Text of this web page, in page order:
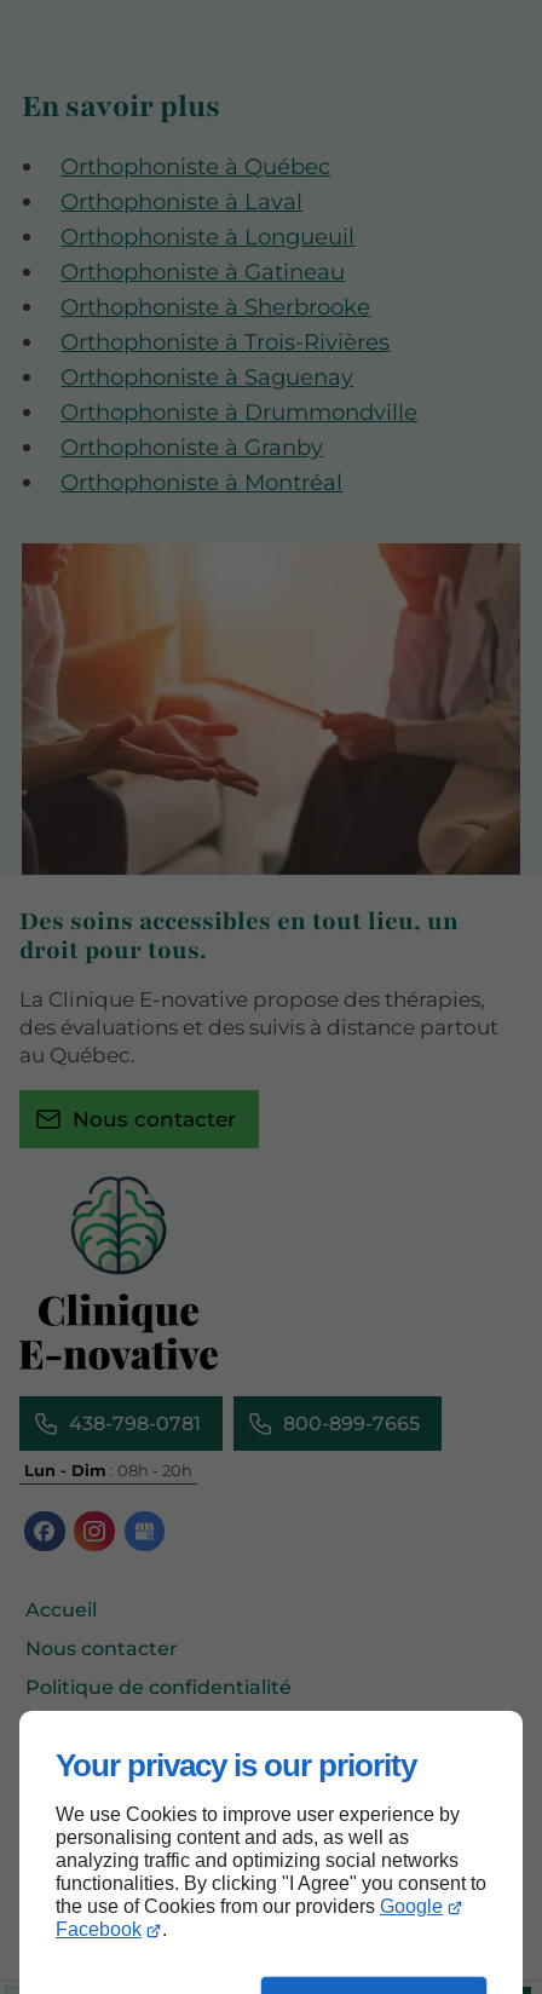
Your privacy is our priority
We use Cookies to improve user experience by
personalising content and ads, as well as
analyzing traffic and optimizing social networks
functionalities. By clicking "I Agree" you consent to
the use of Cookies from our providers Google
Facebook
.
En savoir plus
Orthophoniste à Québec
Orthophoniste à Laval
Orthophoniste à Longueuil
Orthophoniste à Gatineau
Orthophoniste à Sherbrooke
Orthophoniste à Trois-Rivières
Orthophoniste à Saguenay
Orthophoniste à Drummondville
Orthophoniste à Granby
Orthophoniste à Montréal
438-798-0781 800-899-7665
Lun - Dim : 08h - 20h
Accueil
Nous contacter
Politique de confidentialité
Des soins accessibles en tout lieu, un
droit pour tous.
La Clinique E-novative propose des thérapies,
des évaluations et des suivis à distance partout
au Québec.
Nous contacter
Haut de page